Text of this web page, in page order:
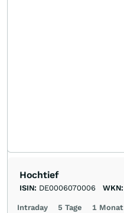
Hochtief
ISIN: DE0006070006 WKN:
Intraday 5 Tage 1 Monat